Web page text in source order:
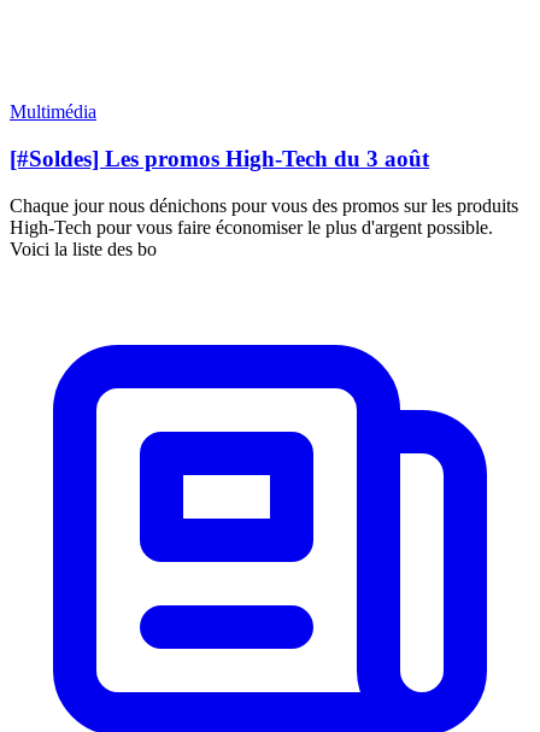
Multimédia
[#Soldes] Les promos High-Tech du 3 août
Chaque jour nous dénichons pour vous des promos sur les produits
High-Tech pour vous faire économiser le plus d'argent possible.
Voici la liste des bo